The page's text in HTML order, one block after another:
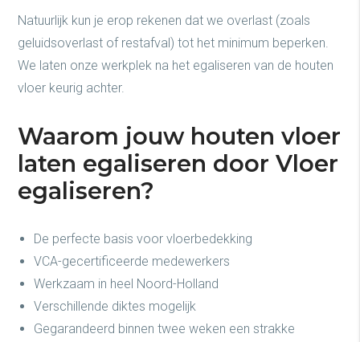
Natuurlijk kun je erop rekenen dat we overlast (zoals
geluidsoverlast of restafval) tot het minimum beperken.
We laten onze werkplek na het egaliseren van de houten
vloer keurig achter.
Waarom jouw houten vloer
laten egaliseren door Vloer
egaliseren?
De perfecte basis voor vloerbedekking
VCA-gecertificeerde medewerkers
Werkzaam in heel Noord-Holland
Verschillende diktes mogelijk
Gegarandeerd binnen twee weken een strakke